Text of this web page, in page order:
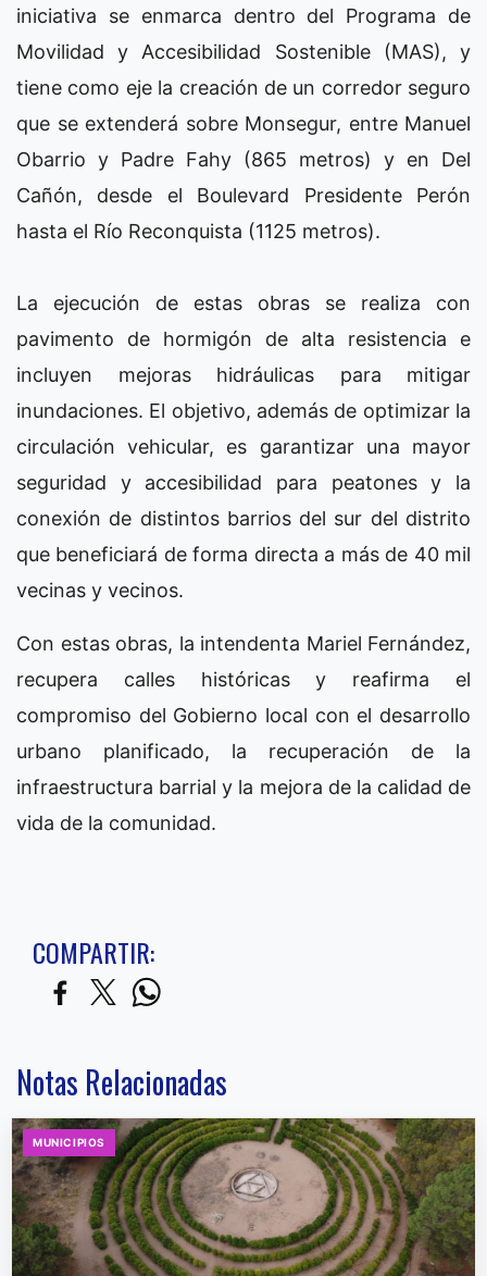
iniciativa se enmarca dentro del Programa de
Movilidad y Accesibilidad Sostenible (MAS), y
tiene como eje la creación de un corredor seguro
que se extenderá sobre Monsegur, entre Manuel
Obarrio y Padre Fahy (865 metros) y en Del
Cañón, desde el Boulevard Presidente Perón
hasta el Río Reconquista (1125 metros).
La ejecución de estas obras se realiza con
pavimento de hormigón de alta resistencia e
incluyen mejoras hidráulicas para mitigar
inundaciones. El objetivo, además de optimizar la
circulación vehicular, es garantizar una mayor
seguridad y accesibilidad para peatones y la
conexión de distintos barrios del sur del distrito
que beneficiará de forma directa a más de 40 mil
vecinas y vecinos.
Con estas obras, la intendenta Mariel Fernández,
recupera calles históricas y reafirma el
compromiso del Gobierno local con el desarrollo
urbano planificado, la recuperación de la
infraestructura barrial y la mejora de la calidad de
vida de la comunidad.
COMPARTIR:
Notas Relacionadas
MUNICIPIOS